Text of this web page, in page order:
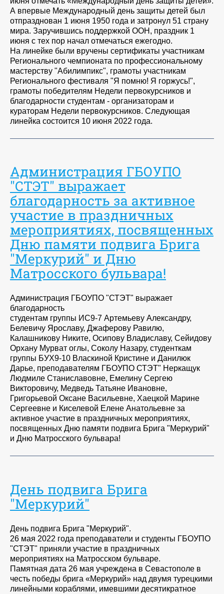
А впервые Международный день защиты детей был
отпразднован 1 июня 1950 года и затронул 51 страну
мира. Заручившись поддержкой ООН, праздник 1
июня с тех пор начал отмечаться ежегодно.
На линейке были вручены сертификаты участникам
Регионального чемпионата по профессиональному
мастерству "Абилимпикс", грамоты участникам
Регионального фестиваля "Я помню! Я горжусь!",
грамоты победителям Недели первокурсников и
благодарности студентам - организаторам и
кураторам Недели первокурсников. Следующая
линейка состоится 10 июня 2022 года.
Администрация ГБОУПО
"СТЭТ" выражает
благодарность за активное
участие в праздничных
мероприятиях, посвященных
Дню памяти подвига Брига
"Меркурий" и Дню
Матросского бульвара!
Администрация ГБОУПО "СТЭТ" выражает
благодарность
студентам группы ИС9-7 Артемьеву Александру,
Белевичу Ярославу, Джаферову Равилю,
Калашникову Никите, Осипову Владиславу, Сейидову
Орхану Мурват оглы, Соколу Назару, студенткам
группы БУХ9-10 Власкиной Кристине и Данилюк
Дарье, преподавателям ГБОУПО СТЭТ" Неркащук
Людмиле Станиславовне, Емелину Сергею
Викторовичу, Медведь Татьяне Ивановне,
Григорьевой Оксане Васильевне, Хаецкой Марине
Сергеевне и Киселевой Елене Анатольевне за
активное участие в праздничных мероприятиях,
посвященных Дню памяти подвига Брига "Меркурий"
и Дню Матросского бульвара!
День подвига Брига
"Меркурий"
День подвига Брига "Меркурий".
26 мая 2022 года преподаватели и студенты ГБОУПО
"СТЭТ" приняли участие в праздничных
мероприятиях на Матросском бульваре.
Памятная дата 26 мая учреждена в Севастополе в
честь победы брига «Меркурий» над двумя турецкими
линейными кораблями, имевшими десятикратное